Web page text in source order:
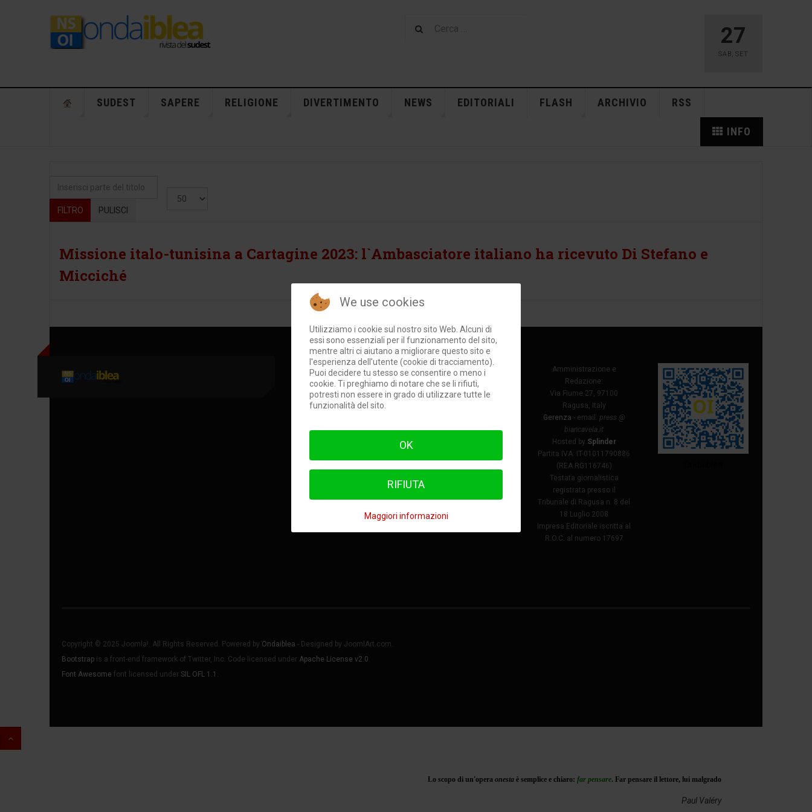
27
SAB, SET
SUDEST SAPERE RELIGIONE DIVERTIMENTO NEWS EDITORIALI FLASH ARCHIVIO RSS
INFO
Inserisci parte del titolo
FILTRO PULISCI
Visualizza #
Missione italo-tunisina a Cartagine 2023: l`Ambasciatore italiano ha ricevuto Di Stefano e
Micciché
RSS
RSS Syndication
Ondaiblea©Edizioni
Biancavela, Biancavela
Press e Associazione
Direttore EditorialeSalvo
Amministrazione e
Redazione:
Via Fiume 27, 97100
Ragusa, Italy
Gerenza - email:press @
biancavela.it
Hosted by Splinder
Partita IVA: IT-01011790886
(REA RG116746)
Testata giornalistica
registrata presso il
Tribunale di Ragusa n. 8 del
18 Luglio 2008
Impresa Editoriale iscritta al
R.O.C. al numero 17697
Copyright © 2025 Joomla!. All Rights Reserved. Powered by Ondaiblea - Designed by JoomlArt.com.
Bootstrap is a front-end framework of Twitter, Inc. Code licensed under Apache License v2.0.
Font Awesome font licensed under SIL OFL 1.1 .
Lo scopo di un'opera onesta è semplice e chiaro: far pensare. Far pensare il lettore, lui malgrado
Paul Valéry
We use cookies
Utilizziamo i cookie sul nostro sito Web. Alcuni di
essi sono essenziali per il funzionamento del sito,
mentre altri ci aiutano a migliorare questo sito e
l'esperienza dell'utente (cookie di tracciamento).
Puoi decidere tu stesso se consentire o meno i
cookie. Ti preghiamo di notare che se li rifiuti,
potresti non essere in grado di utilizzare tutte le
funzionalità del sito.
OK
RIFIUTA
Maggiori informazioni